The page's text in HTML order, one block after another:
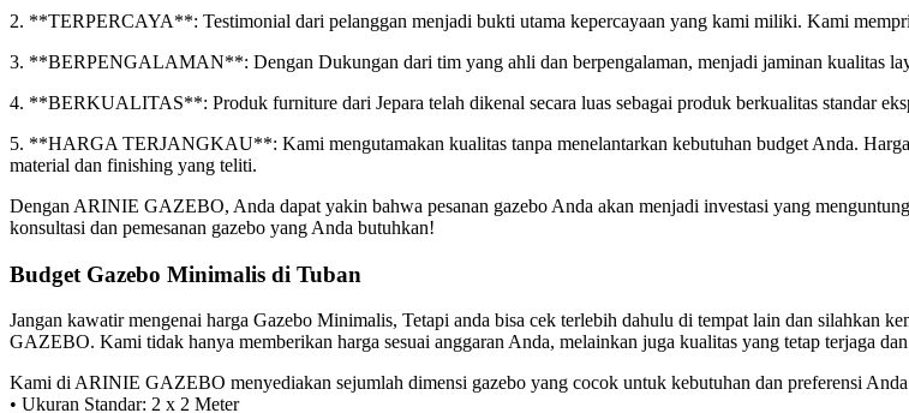
2. **TERPERCAYA**: Testimonial dari pelanggan menjadi bukti utama kepercayaan yang kami miliki. Kami
3. **BERPENGALAMAN**: Dengan Dukungan dari tim yang ahli dan berpengalaman, menjadi jaminan kualitas
4. **BERKUALITAS**: Produk furniture dari Jepara telah dikenal secara luas sebagai produk berkualitas standar
5. **HARGA TERJANGKAU**: Kami mengutamakan kualitas tanpa menelantarkan kebutuhan budget Anda.
material dan finishing yang teliti.
Dengan ARINIE GAZEBO, Anda dapat yakin bahwa pesanan gazebo Anda akan menjadi investasi yang
konsultasi dan pemesanan gazebo yang Anda butuhkan!
Budget Gazebo Minimalis di Tuban
Jangan kawatir mengenai harga Gazebo Minimalis, Tetapi anda bisa cek terlebih dahulu di tempat lain dan silahkan
GAZEBO. Kami tidak hanya memberikan harga sesuai anggaran Anda, melainkan juga kualitas yang tetap terjaga
Kami di ARINIE GAZEBO menyediakan sejumlah dimensi gazebo yang cocok untuk kebutuhan dan preferensi
• Ukuran Standar: 2 x 2 Meter